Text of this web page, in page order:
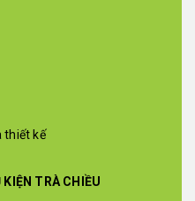
thiết kế
TRÀ CHIỀU